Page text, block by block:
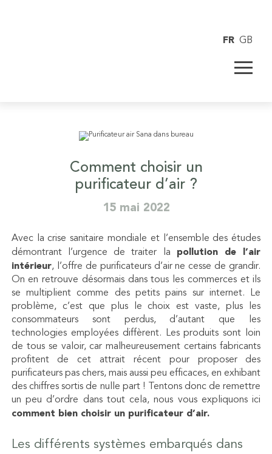
FR GB
Comment choisir un
purificateur d’air ?
15 mai 2022
Avec la crise sanitaire mondiale et l’ensemble des études
démontrant l’urgence de traiter la
pollution de l’air
intérieur, l’offre de purificateurs d’air ne cesse de grandir.
On en retrouve désormais dans tous les commerces et ils
se multiplient comme des petits pains sur internet. Le
problème, c’est que plus le choix est vaste, plus les
consommateurs sont perdus, d’autant que les
technologies employées diffèrent. Les produits sont loin
de tous se valoir, car malheureusement certains fabricants
profitent de cet attrait récent pour proposer des
purificateurs pas chers, mais aussi peu efficaces, en exhibant
des chiffres sortis de nulle part ! Tentons donc de remettre
un peu d’ordre dans tout cela, nous vous expliquons ici
comment bien choisir un purificateur d’air.
Les différents systèmes embarqués dans